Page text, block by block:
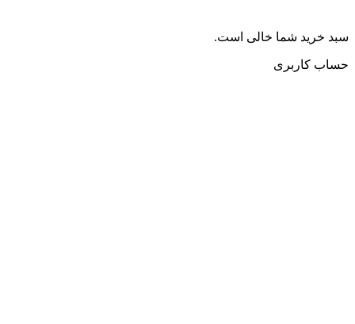
سبد خرید شما خالی است.
حساب کاربری